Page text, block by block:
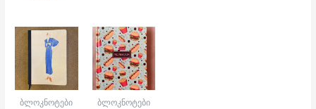
ბლოკნოტები ბლოკნოტები